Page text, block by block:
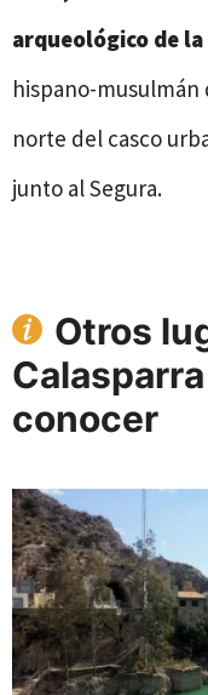
arqueológico de
hispano-musulmán
norte del casco
junto al Segura.
Otros
conocer